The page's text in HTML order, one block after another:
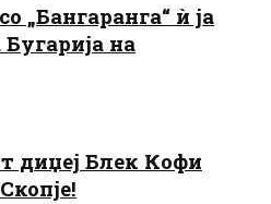
„Бангаранга“ ѝ ја
на
диџеј Блек Кофи